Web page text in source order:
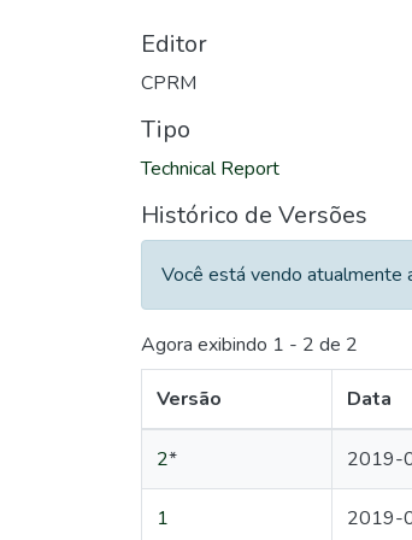
Editor
CPRM
Tipo
Technical Report
Histórico de Versões
Você está vendo atualmente
Agora exibindo 1 - 2 de 2
Versão Data
2* 2019-
1 2019-